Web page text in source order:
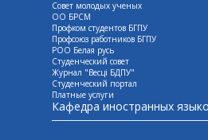
Совет молодых ученых
ОО БРСМ
Профком студентов БГПУ
Профсоюз работников БГПУ
РОО Белая русь
Студенческий совет
Журнал "Весцi БДПУ"
Студенческий портал
Платные услуги
Кафедра иностранных